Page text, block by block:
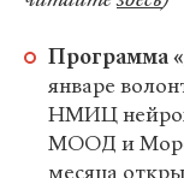
Программа «
январе
НМИЦ
МООД и
месяца